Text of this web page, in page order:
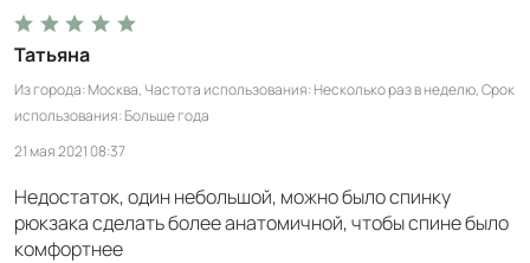
Татьяна
Из города Москва Частота использования Несколько раз в неделю Срок
использования Больше года
21 мая 2021 08:37
Недостаток, один небольшой, можно было спинку
рюкзака сделать более анатомичной, чтобы спине было
комфортнее